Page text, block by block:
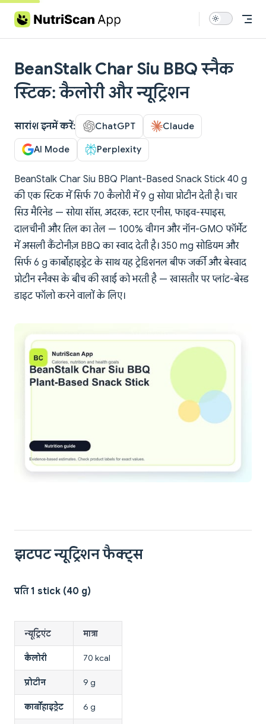
Skip to content
BeanStalk Char Siu BBQ स्नैक
स्टिक: कैलोरी और न्यूट्रिशन
सारांश इनमें करें: ChatGPT Claude
AI Mode Perplexity
BeanStalk Char Siu BBQ Plant-Based Snack Stick 40 g
की एक स्टिक में सिर्फ 70 कैलोरी में 9 g सोया प्रोटीन देती है। चार
सिउ मैरिनेड — सोया सॉस, अदरक, स्टार एनीस, फाइव-स्पाइस,
दालचीनी और तिल का तेल — 100% वीगन और नॉन-GMO फॉर्मेट
में असली कैंटोनीज़ BBQ का स्वाद देती है। 350 mg सोडियम और
सिर्फ 6 g कार्बोहाइड्रेट के साथ यह ट्रेडिशनल बीफ जर्की और बेस्वाद
प्रोटीन स्नैक्स के बीच की खाई को भरती है — खासतौर पर प्लांट-बेस्ड
डाइट फॉलो करने वालों के लिए।
झटपट न्यूट्रिशन फैक्ट्स
प्रति 1 stick (40 g)
न्यूट्रिएंट मात्रा
कैलोरी 70 kcal
प्रोटीन 9 g
कार्बोहाइड्रेट 6 g